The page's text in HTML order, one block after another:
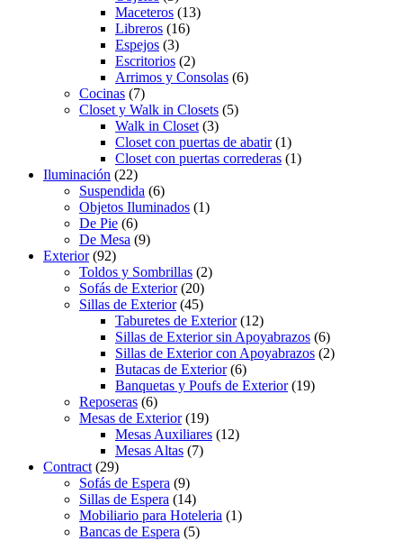
Maceteros (13)
Libreros (16)
Espejos (3)
Escritorios (2)
Arrimos y Consolas (6)
Cocinas (7)
Closet y Walk in Closets (5)
Walk in Closet (3)
Closet con puertas de abatir(1)
Closet con puertas correderas (1)
Iluminación (22)
Suspendida (6)
Objetos Iluminados (1)
De Pie (6)
De Mesa (9)
Exterior(92)
Toldos y Sombrillas (2)
Sofás de Exterior(20)
Sillas de Exterior(45)
Taburetes de Exterior(12)
Sillas de Exterior sin Apoyabrazos (6)
Sillas de Exterior con Apoyabrazos (2)
Butacas de Exterior(6)
Banquetas y Poufs de Exterior(19)
Reposeras (6)
Mesas de Exterior(19)
Mesas Auxiliares (12)
Mesas Altas (7)
Contract (29)
Sofás de Espera (9)
Sillas de Espera (14)
Mobiliario para Hoteleria (1)
Bancas de Espera (5)